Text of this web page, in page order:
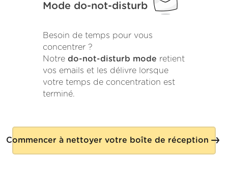
Mode do-not-disturb
Besoin de temps pour vous
concentrer ?
Notre do-not-disturb mode retient
vos emails et les délivre lorsque
votre temps de concentration est
terminé.
Commencer à nettoyer votre boîte de réception